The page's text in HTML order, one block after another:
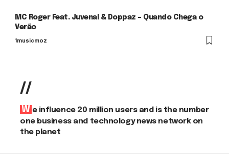
MC Roger Feat. Juvenal & Doppaz – Quando Chega o
Verão
1musicmoz
//
We influence 20 million users and is the number
one business and technology news network on
the planet